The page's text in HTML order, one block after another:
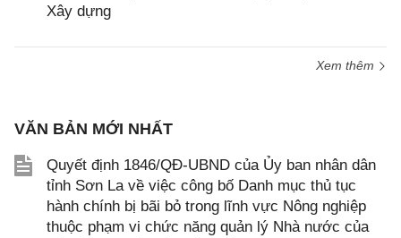
Xây dựng
Xem thêm
VĂN BẢN MỚI NHẤT
Quyết định 1846/QĐ-UBND của Ủy ban nhân dân
tỉnh Sơn La về việc công bố Danh mục thủ tục
hành chính bị bãi bỏ trong lĩnh vực Nông nghiệp
thuộc phạm vi chức năng quản lý Nhà nước của